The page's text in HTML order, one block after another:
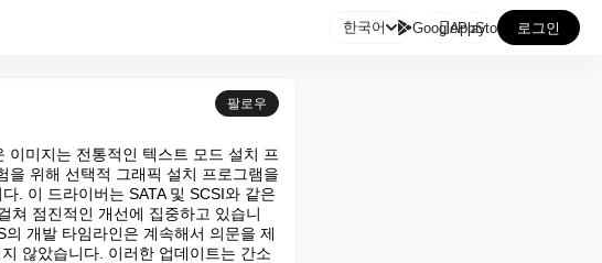
한국어 GooglePlay
AppStore 로그인
팔로우
미지는 전통적인 텍스트 모드 설치 프
을 위해 선택적 그래픽 설치 프로그램을
. 이 드라이버는 SATA 및 SCSI와 같은
쳐 점진적인 개선에 집중하고 있습니
개발 타임라인은 계속해서 의문을 제
않았습니다. 이러한 업데이트는 간소